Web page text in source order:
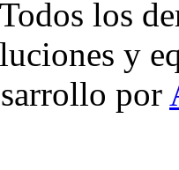
los
y
por